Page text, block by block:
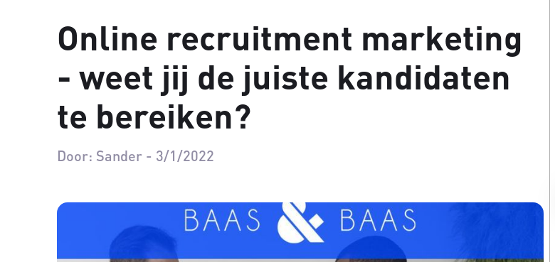
Online recruitment marketing
- weet jij de juiste kandidaten
te bereiken?
Door: Sander - 3/1/2022